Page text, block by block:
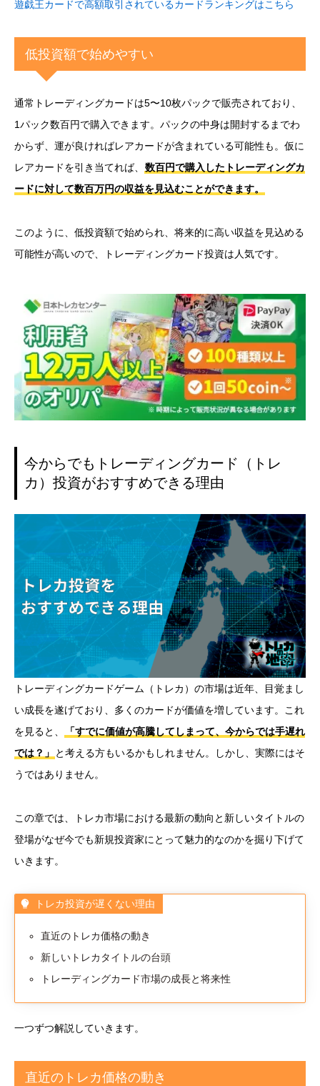
遊戯王カードで高額取引されているカードランキングはこちら
低投資額で始めやすい
通常トレーディングカードは5〜10枚パックで販売されており、
1パック数百円で購入できます。パックの中身は開封するまでわ
からず、運が良ければレアカードが含まれている可能性も。仮に
レアカードを引き当てれば、 数百円で購入したトレーディングカ
ードに対して数百万円の収益を見込むことができます。
このように、低投資額で始められ、将来的に高い収益を見込める
可能性が高いので、トレーディングカード投資は人気です。
今からでもトレーディングカード（トレ
カ）投資がおすすめできる理由
トレーディングカードゲーム（トレカ）の市場は近年、目覚まし
い成長を遂げており、多くのカードが価値を増しています。これ
を見ると、
「すでに価値が高騰してしまって、今からでは手遅れ
では？」
と考える方もいるかもしれません。しかし、実際にはそ
うではありません。
この章では、トレカ市場における最新の動向と新しいタイトルの
登場がなぜ今でも新規投資家にとって魅力的なのかを掘り下げて
いきます。
トレカ投資が遅くない理由
直近のトレカ価格の動き
新しいトレカタイトルの台頭
トレーディングカード市場の成長と将来性
一つずつ解説していきます。
直近のトレカ価格の動き